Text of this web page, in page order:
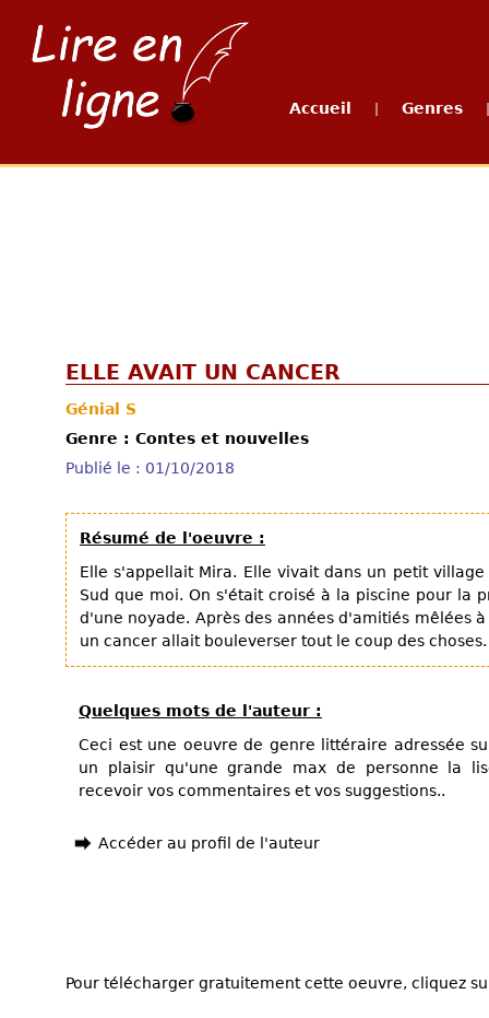
Accueil Genres
ELLE AVAIT UN CANCER
Génial S
Genre : Contes et nouvelles
Publié le : 01/10/2018
Résumé de l'oeuvre :
Elle s'appellait Mira. Elle vivait dans un petit
Sud que moi. On s'était croisé à la piscine pour la
d'une noyade. Après des années d'amitiés mêlées
un cancer allait bouleverser tout le coup des choses.
Quelques mots de l'auteur :
Ceci est une oeuvre de genre littéraire adressée
un plaisir qu'une grande max de personne la
recevoir vos commentaires et vos suggestions..
Accéder au profil de l'auteur
Pour télécharger gratuitement cette oeuvre, cliquez